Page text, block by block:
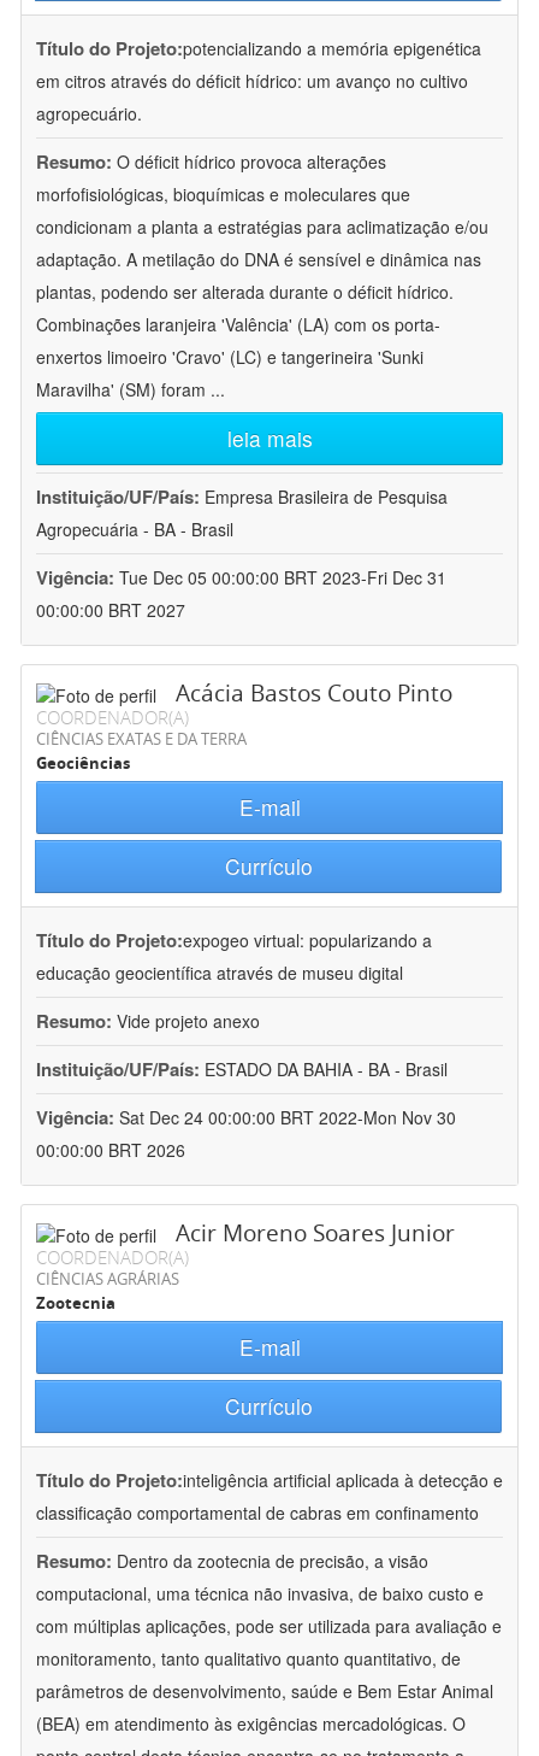
Título do Projeto:potencializando a memória epigenética
em citros através do déficit hídrico: um avanço no cultivo
agropecuário.
Resumo: O déficit hídrico provoca alterações
morfofisiológicas, bioquímicas e moleculares que
condicionam a planta a estratégias para aclimatização e/ou
adaptação. A metilação do DNA é sensível e dinâmica nas
plantas, podendo ser alterada durante o déficit hídrico.
Combinações laranjeira 'Valência' (LA) com os porta-
enxertos limoeiro 'Cravo' (LC) e tangerineira 'Sunki
Maravilha' (SM) foram ...
leia mais
Instituição/UF/País: Empresa Brasileira de Pesquisa
Agropecuária - BA - Brasil
Vigência: Tue Dec 05 00:00:00 BRT 2023-Fri Dec 31
00:00:00 BRT 2027
Acácia Bastos Couto Pinto
COORDENADOR(A)
CIÊNCIAS EXATAS E DA TERRA
Geociências
E-mail
Currículo
Título do Projeto:expogeo virtual: popularizando a
educação geocientífica através de museu digital
Resumo: Vide projeto anexo
Instituição/UF/País: ESTADO DA BAHIA - BA - Brasil
Vigência: Sat Dec 24 00:00:00 BRT 2022-Mon Nov 30
00:00:00 BRT 2026
Acir Moreno Soares Junior
COORDENADOR(A)
CIÊNCIAS AGRÁRIAS
Zootecnia
E-mail
Currículo
Título do Projeto:inteligência artificial aplicada à detecção e
classificação comportamental de cabras em confinamento
Resumo: Dentro da zootecnia de precisão, a visão
computacional, uma técnica não invasiva, de baixo custo e
com múltiplas aplicações, pode ser utilizada para avaliação e
monitoramento, tanto qualitativo quanto quantitativo, de
parâmetros de desenvolvimento, saúde e Bem Estar Animal
(BEA) em atendimento às exigências mercadológicas. O